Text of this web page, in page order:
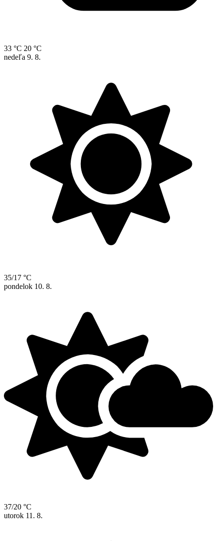
33 °C 20 °C
nedeľa 9. 8.
35/17 °C
pondelok 10. 8.
37/20 °C
utorok 11. 8.